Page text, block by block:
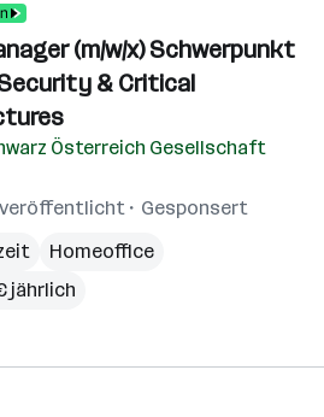
(m/w/x) Schwerpunkt
& Critical
Österreich Gesellschaft
veröffentlicht
Gesponsert
Homeoffice
jährlich